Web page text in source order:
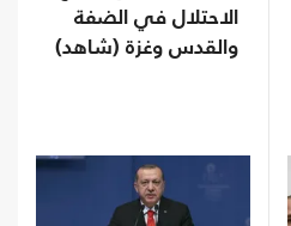
الاحتلال في الضفة
والقدس وغزة (شاهد)